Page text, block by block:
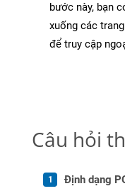
bước này, bạn
xuống các
để truy cập
Câu hỏi
Định dạng